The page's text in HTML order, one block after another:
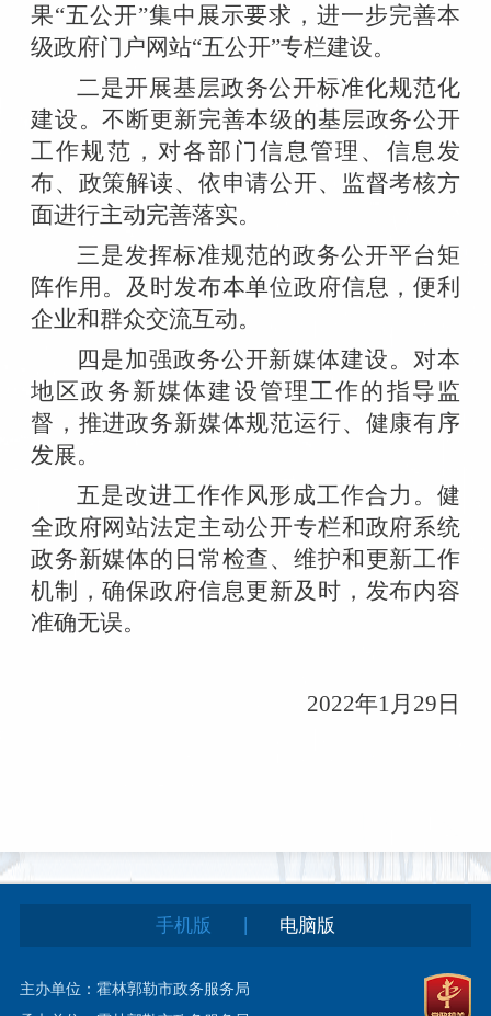
果“五公开”集中展示要求，进一步完善本
级政府门户网站“五公开”专栏建设。
二是开展基层政务公开标准化规范化
建设。不断更新完善本级的基层政务公开
工作规范，对各部门信息管理、信息发
布、政策解读、依申请公开、监督考核方
面进行主动完善落实。
三是发挥标准规范的政务公开平台矩
阵作用。及时发布本单位政府信息，便利
企业和群众交流互动。
四是加强政务公开新媒体建设。对本
地区政务新媒体建设管理工作的指导监
督，推进政务新媒体规范运行、健康有序
发展。
五是改进工作作风形成工作合力。健
全政府网站法定主动公开专栏和政府系统
政务新媒体的日常检查、维护和更新工作
机制，确保政府信息更新及时，发布内容
准确无误。
2022年1月29日
手机版 电脑版
主办单位：霍林郭勒市政务服务局